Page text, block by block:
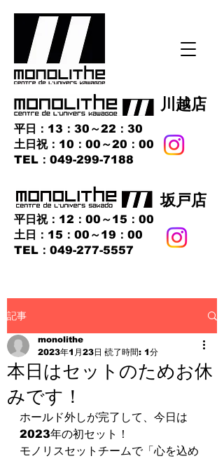
​川越店
平日：13：30～22：30
土日祝：10：00～20：00
​TEL：049-299-7188
​坂戸店
平日祝：12：00～15：00
土日：15：00～19：00
TEL：049-277-5557
記事
本日はセットのためお休
みです！
monolithe
2023年1月23日 読了時間: 1分
ホールド外しが完了して、今日は
2023年の初セット！
モノリスセットチームで「心を込め